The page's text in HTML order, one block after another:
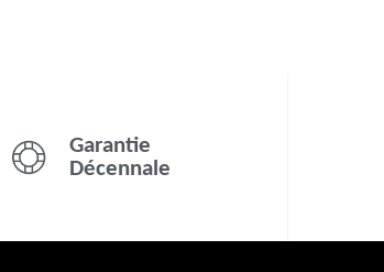
Garantie
Décennale